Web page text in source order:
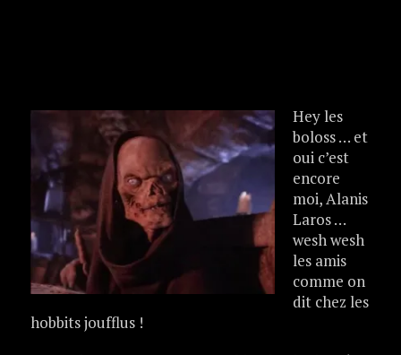
Hey les
boloss … et
oui c’est
encore
moi, Alanis
Laros …
wesh wesh
les amis
comme on
dit chez les
hobbits joufflus !